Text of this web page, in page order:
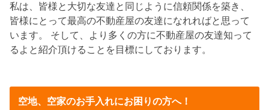
私は、皆様と大切な友達と同じように信頼関係を築き、
皆様にとって最高の不動産屋の友達になれればと思って
います。 そして、より多くの方に不動産屋の友達知って
るよと紹介頂けることを目標にしております。
空地、空家のお手入れにお困りの方へ！